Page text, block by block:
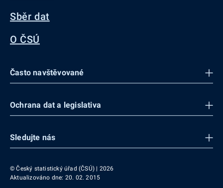
Sběr dat
O ČSÚ
Často navštěvované
Ochrana dat a legislativa
Sledujte nás
© Český statistický úřad (ČSÚ) | 2026
Aktualizováno dne: 20. 02. 2015